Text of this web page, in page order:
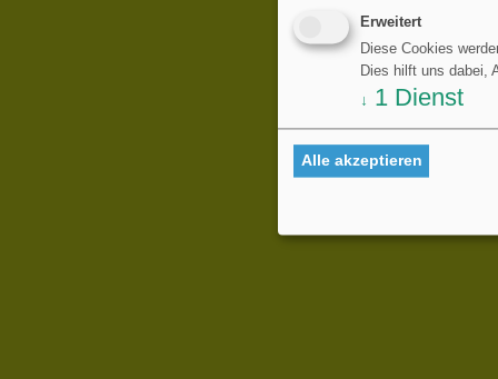
Erweitert
Diese Cookies
Dies hilft uns dabei,
↓ 1 Dienst
Alle akzeptieren